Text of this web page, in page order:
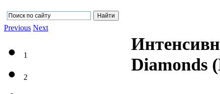
Diamonds
Previous Next
1
2